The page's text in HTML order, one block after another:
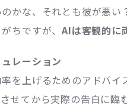
のかな、それとも彼が悪
ちですが、AIは客観的に
レーション
を上げるためのアドバ
てから実際の告白に臨む